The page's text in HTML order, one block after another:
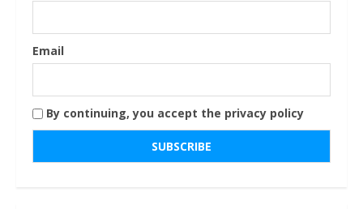
Email
By continuing, you accept the privacy policy